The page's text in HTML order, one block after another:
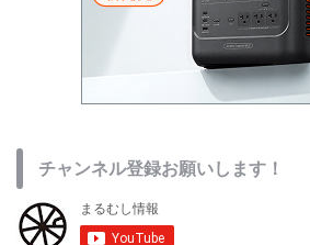
チャンネル登録お願いします！